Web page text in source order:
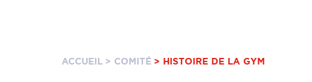
ACCUEIL > COMITÉ > HISTOIRE DE LA GYM